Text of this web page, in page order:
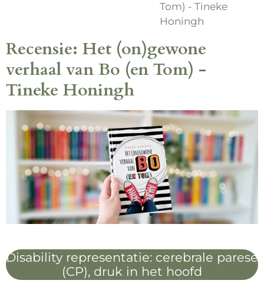
Tom) - Tineke
Honingh
Recensie: Het (on)gewone
verhaal van Bo (en Tom) -
Tineke Honingh
Disability representatie: cerebrale parese
(CP), druk in het hoofd